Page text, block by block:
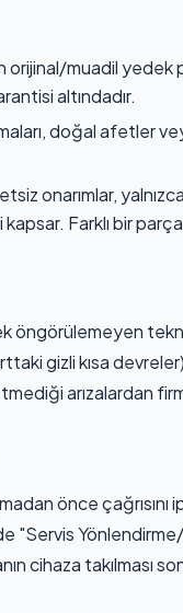
orijinal/muadil
altındadır.
doğal afetler
onarımlar,
Farklı bir
öngörülemeyen
gizli kısa
arızalardan
önce
"Servis
cihaza takılması